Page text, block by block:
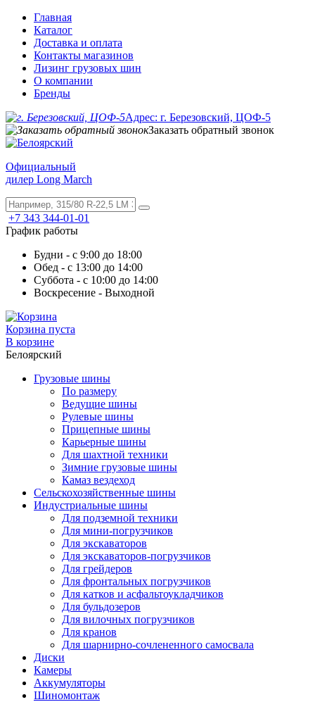
Главная
Каталог
Доставка и оплата
Контакты магазинов
Лизинг грузовых шин
О компании
Бренды
Адрес: г. Березовский, ЦОФ-5
Заказать обратный звонок
Официальный
дилер Long March
+7 343 344-01-01
График работы
Будни - с 9:00 до 18:00
Обед - с 13:00 до 14:00
Суббота - с 10:00 до 14:00
Воскресение - Выходной
Корзина пуста
В корзине
Белоярский
Грузовые шины
По размеру
Ведущие шины
Рулевые шины
Прицепные шины
Карьерные шины
Для шахтной техники
Зимние грузовые шины
Камаз вездеход
Сельскохозяйственные шины
Индустриальные шины
Для подземной техники
Для мини-погрузчиков
Для экскаваторов
Для экскаваторов-погрузчиков
Для грейдеров
Для фронтальных погрузчиков
Для катков и асфальтоукладчиков
Для бульдозеров
Для вилочных погрузчиков
Для кранов
Для шарнирно-сочлененного самосвала
Диски
Камеры
Аккумуляторы
Шиномонтаж